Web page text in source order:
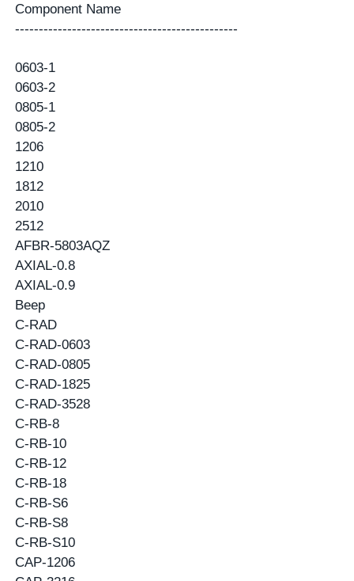
Component Name
-----------------------------------------------
0603-1
0603-2
0805-1
0805-2
1206
1210
1812
2010
2512
AFBR-5803AQZ
AXIAL-0.8
AXIAL-0.9
Beep
C-RAD
C-RAD-0603
C-RAD-0805
C-RAD-1825
C-RAD-3528
C-RB-8
C-RB-10
C-RB-12
C-RB-18
C-RB-S6
C-RB-S8
C-RB-S10
CAP-1206